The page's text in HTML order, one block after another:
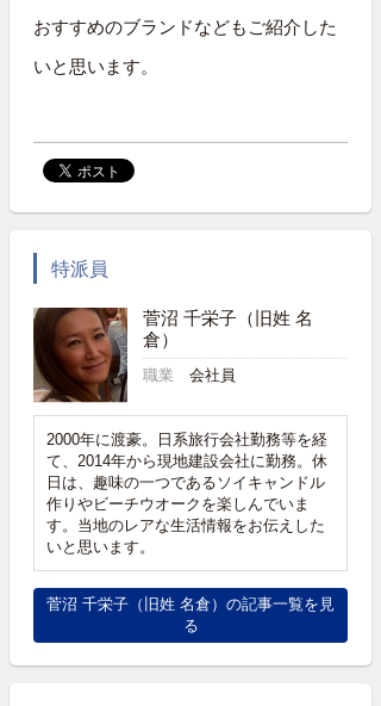
おすすめのブランドなどもご紹介した
いと思います。
特派員
菅沼 千栄子（旧姓 名
倉）
職業 会社員
2000年に渡豪。日系旅行会社勤務等を経
て、2014年から現地建設会社に勤務。休
日は、趣味の一つであるソイキャンドル
作りやビーチウオークを楽しんでいま
す。当地のレアな生活情報をお伝えした
いと思います。
菅沼 千栄子（旧姓 名倉）の記事一覧を見
る